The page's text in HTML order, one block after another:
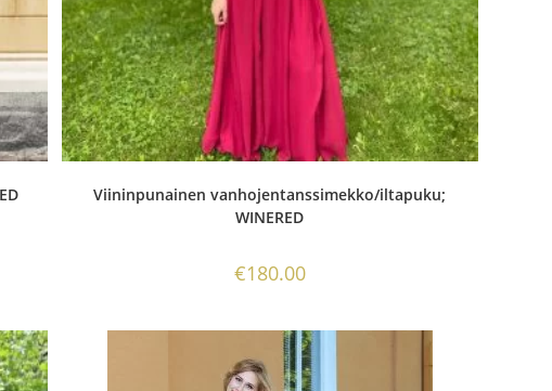
Viininpunainen vanhojentanssimekko/iltapuku;
WINERED
€180.00